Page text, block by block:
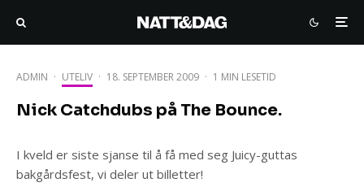
ADMIN · UTELIV · 18. SEPTEMBER 2009 · 1 MIN LESETID
Nick Catchdubs på The Bounce.
I kveld er siste sjanse til å få med seg Juicy-guttas
bakgårdsfest, vi deler ut billetter!